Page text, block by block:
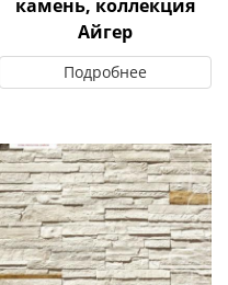
камень, коллекция
Айгер
Подробнее